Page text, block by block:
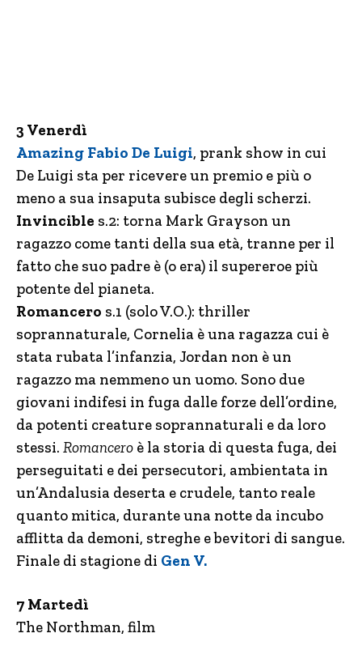
3 Venerdì
Amazing Fabio De Luigi, prank show in cui
De Luigi sta per ricevere un premio e più o
meno a sua insaputa subisce degli scherzi.
Invincible s.2: torna Mark Grayson un
ragazzo come tanti della sua età, tranne per il
fatto che suo padre è (o era) il supereroe più
potente del pianeta.
Romancero s.1 (solo V.O.): thriller
soprannaturale, Cornelia è una ragazza cui è
stata rubata l’infanzia, Jordan non è un
ragazzo ma nemmeno un uomo. Sono due
giovani indifesi in fuga dalle forze dell’ordine,
da potenti creature soprannaturali e da loro
stessi. Romancero è la storia di questa fuga, dei
perseguitati e dei persecutori, ambientata in
un’Andalusia deserta e crudele, tanto reale
quanto mitica, durante una notte da incubo
afflitta da demoni, streghe e bevitori di sangue.
Finale di stagione di Gen V.
7 Martedì
The Northman, film